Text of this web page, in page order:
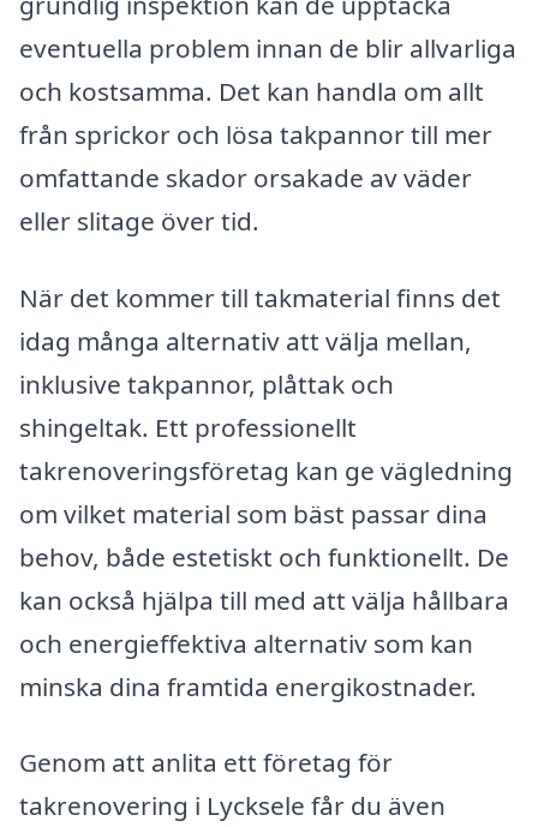
eventuella problem innan de blir allvarliga
och kostsamma. Det kan handla om allt
från sprickor och lösa takpannor till mer
omfattande skador orsakade av väder
eller slitage över tid.
När det kommer till takmaterial finns det
idag många alternativ att välja mellan,
inklusive takpannor, plåttak och
shingeltak. Ett professionellt
takrenoveringsföretag kan ge vägledning
om vilket material som bäst passar dina
behov, både estetiskt och funktionellt. De
kan också hjälpa till med att välja hållbara
och energieffektiva alternativ som kan
minska dina framtida energikostnader.
Genom att anlita ett företag för
takrenovering i Lycksele får du även